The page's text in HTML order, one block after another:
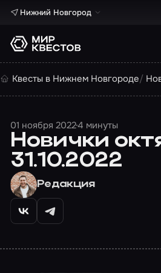
Нижний Новгород
Квесты в Нижнем Новгороде
01 ноября 20224 минуты
Новички
31.10.2022
Редакция